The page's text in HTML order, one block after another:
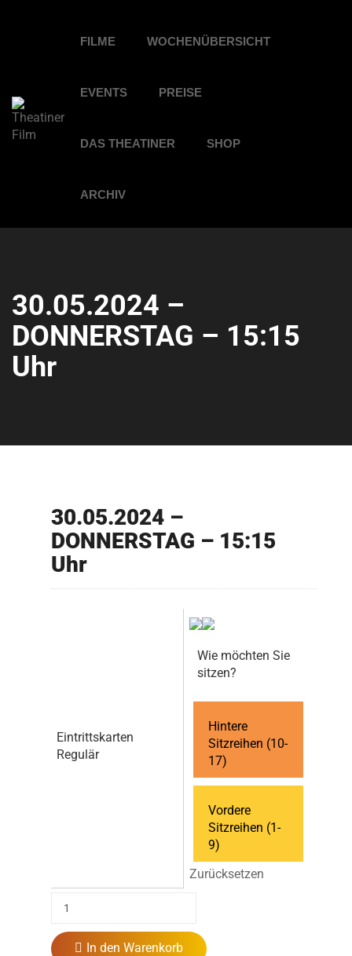
FILME WOCHENÜBERSICHT
EVENTS PREISE
DAS THEATINER SHOP
ARCHIV
30.05.2024 –
DONNERSTAG – 15:15
Uhr
30.05.2024 –
DONNERSTAG – 15:15
Uhr
Eintrittskarten
Regulär
Wie möchten Sie
sitzen?
Hintere
Sitzreihen (10-
17)
Vordere
Sitzreihen (1-
9)
Zurücksetzen
In den Warenkorb